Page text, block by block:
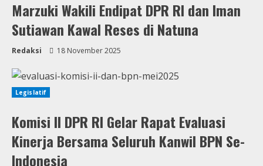
Marzuki Wakili Endipat DPR RI dan Iman
Sutiawan Kawal Reses di Natuna
Redaksi 18 November 2025
Legislatif
Komisi II DPR RI Gelar Rapat Evaluasi
Kinerja Bersama Seluruh Kanwil BPN Se-
Indonesia